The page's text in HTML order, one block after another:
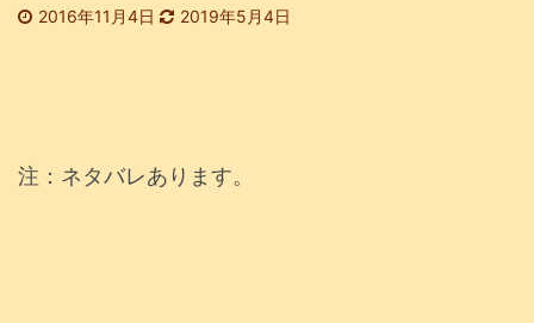
2016年11月4日 2019年5月4日
注：ネタバレあります。